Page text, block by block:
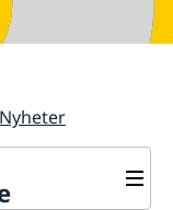
Nyheter